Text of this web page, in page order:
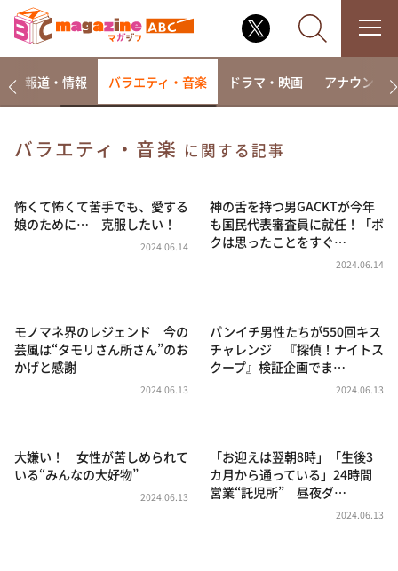
相席食堂
これ余談なんですけど・・・
～人生密着トークバラエティ！～ やすとものいたっ
news おかえり
河合＆A.B.C-Z塚田×福井アナ「なんでやねん！？」
（news おかえり）
朝だ！生です旅サラダ
教えて！ニュースライブ 正義のミカタ
報道・情報 バラエティ・音楽 ドラマ・映画 アナウンサー
バラエティ・音楽 に関する記事
怖くて怖くて苦手でも、愛する
娘のために… 克服したい！
2024.06.14
神の舌を持つ男GACKTが今年
も国民代表審査員に就任！「ボ
クは思ったことをすぐ…
2024.06.14
モノマネ界のレジェンド 今の
芸風は“タモリさん所さん”のお
かげと感謝
2024.06.13
パンイチ男性たちが550回キス
チャレンジ 『探偵！ナイトス
クープ』検証企画でま…
2024.06.13
大嫌い！ 女性が苦しめられて
いる“みんなの大好物”
2024.06.13
「お迎えは翌朝8時」「生後3
カ月から通っている」24時間
営業“託児所” 昼夜ダ…
2024.06.13